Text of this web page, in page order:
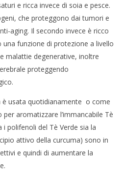
e ricca invece di soia e pesce.
che proteggono dai tumori e
aging. Il secondo invece è ricco
una funzione di protezione a livello
malattie degenerative, inoltre
proteggendo
è usata quotidianamente o come
aromatizzare l’immancabile Tè
i polifenoli del Tè Verde sia la
attivo della curcuma) sono in
e quindi di aumentare la